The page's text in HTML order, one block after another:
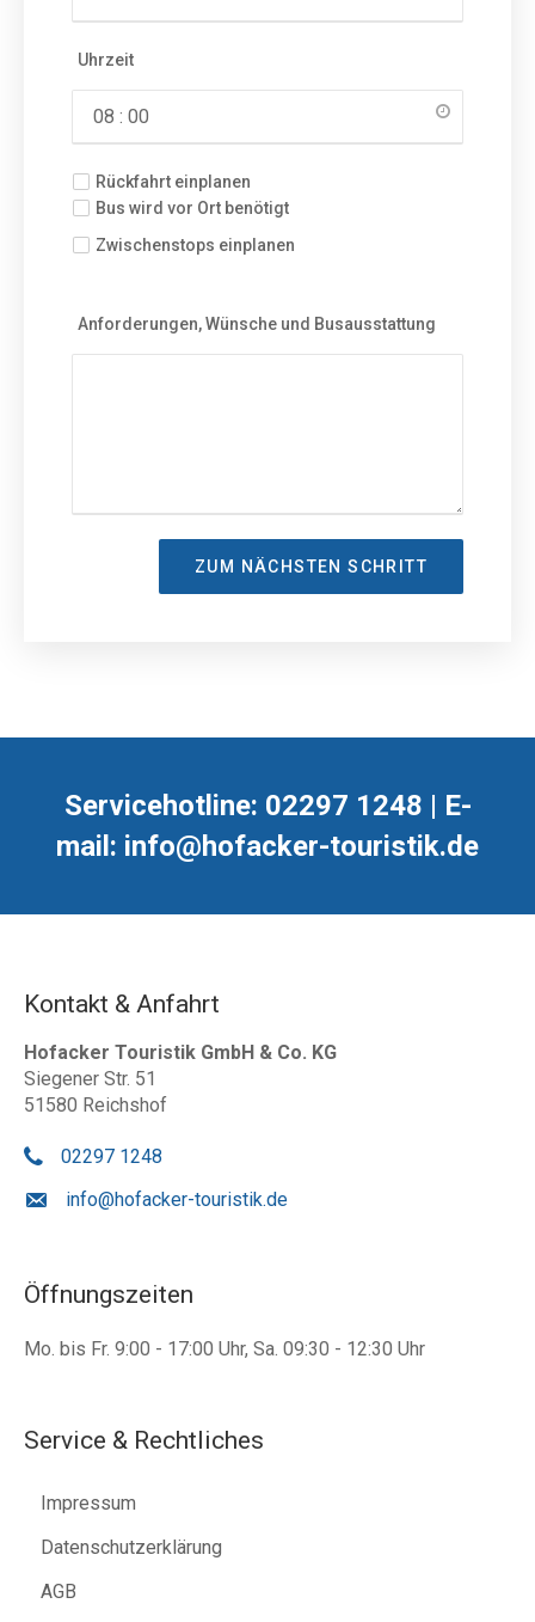
Uhrzeit
Rückfahrt einplanen
Bus wird vor Ort benötigt
Zwischenstops einplanen
Anforderungen, Wünsche und Busausstattung
ZUM NÄCHSTEN SCHRITT
Servicehotline: 02297 1248 | E-
mail: info@hofacker-touristik.de
Kontakt & Anfahrt
Hofacker Touristik GmbH & Co. KG
Siegener Str. 51
51580 Reichshof
02297 1248
info@hofacker-touristik.de
Öffnungszeiten
Mo. bis Fr. 9:00 - 17:00 Uhr, Sa. 09:30 - 12:30 Uhr
Service & Rechtliches
Impressum
Datenschutzerklärung
AGB